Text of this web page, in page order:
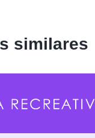
similares